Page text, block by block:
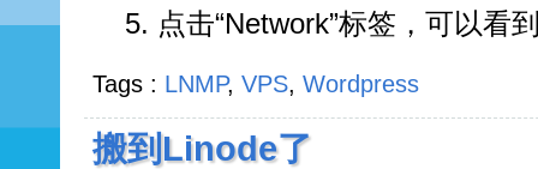
点击“Network”标签，可以看
Tags : LNMP, VPS, Wordpress
搬到Linode了